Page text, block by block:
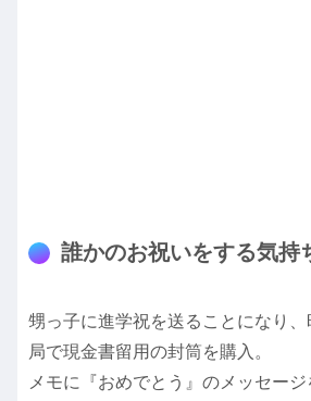
誰かのお祝いをする気持
甥っ子に進学祝を送ることになり
局で現金書留用の封筒を購入。
メモに『おめでとう』のメッセー